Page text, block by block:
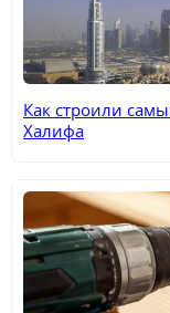
Как строили
Халифа